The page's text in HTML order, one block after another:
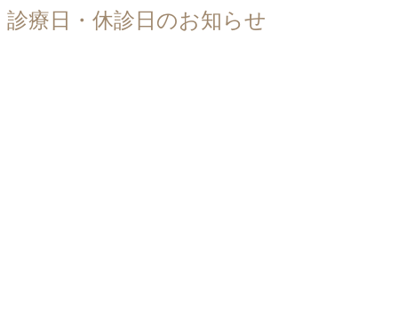
診療日・休診日のお知らせ